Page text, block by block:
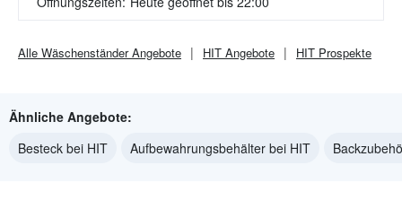
Alle WäschenständerAngebote HIT Angebote HIT Prospekte
Ähnliche Angebote:
Besteck bei HIT
Aufbewahrungsbehälter bei HIT